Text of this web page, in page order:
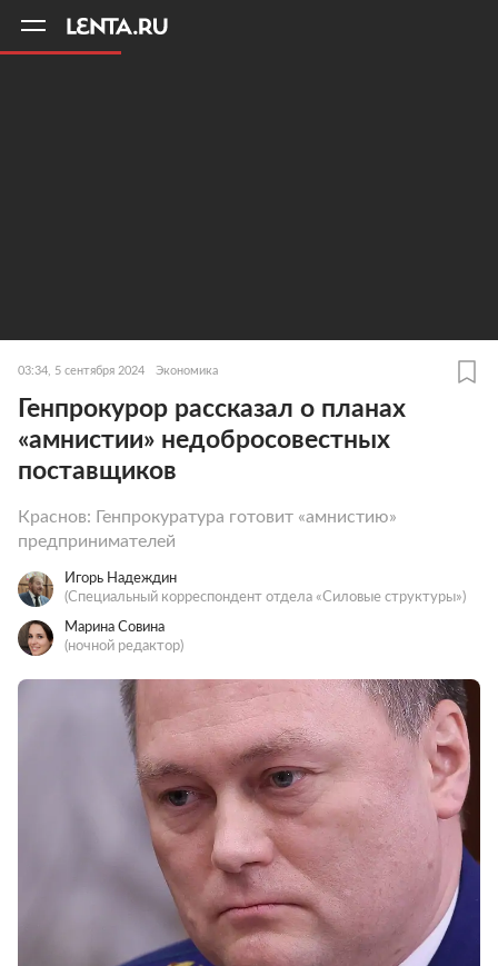
03:34, 5 сентября 2024 Экономика
Генпрокурор рассказал о планах
«амнистии» недобросовестных
поставщиков
Краснов: Генпрокуратура готовит «амнистию»
предпринимателей
Игорь Надеждин
(Специальный корреспондент отдела «Силовые структуры»)
Марина Совина
(ночной редактор)